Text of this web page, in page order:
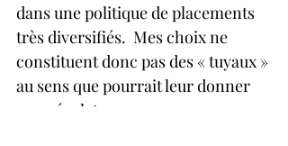
dans une politique de placements
très diversifiés.  Mes choix ne
constituent donc pas des « tuyaux »
au sens que pourrait leur donner
un spéculateur.